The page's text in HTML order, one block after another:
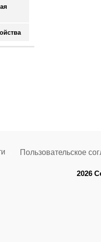
Пользовательское
2026